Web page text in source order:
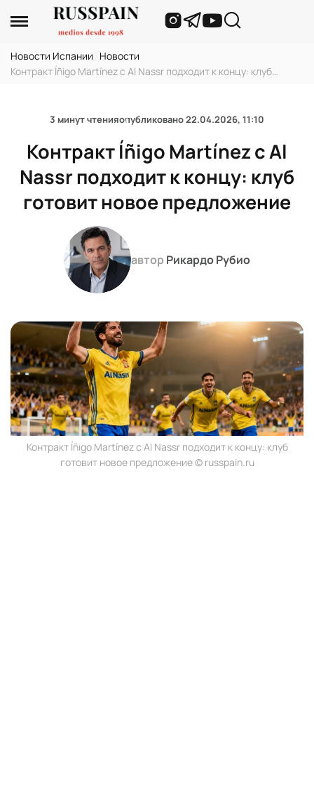
Новости Испании Новости
Контракт Íñigo Martínez с Al Nassr подходит к концу: клуб
3 минут чтенияопубликовано22.04.2026, 11:10
Контракт Íñigo Martínez с Al
Nassr подходит к концу: клуб
готовит новое предложение
автор Рикардо Рубио
Контракт Íñigo Martínez с Al Nassr подходит к концу: клуб
готовит новое предложение © russpain.ru